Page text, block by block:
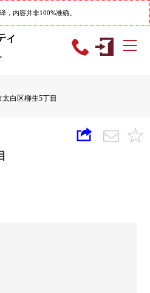
，内容并非100%准确。
太白区柳生5丁目